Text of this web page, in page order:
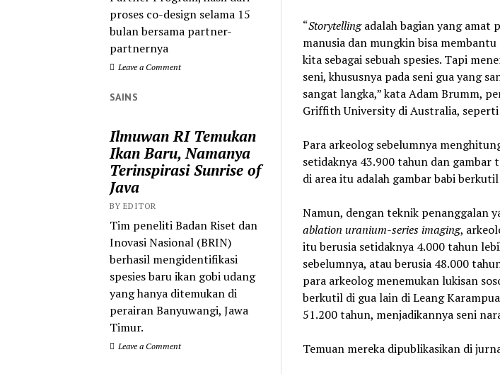
proses co-design selama 15
bulan bersama partner-
partnernya
Leave a Comment
SAINS
Ilmuwan RI Temukan
Ikan Baru, Namanya
Terinspirasi Sunrise of
Java
BY EDITOR
Tim peneliti Badan Riset dan
Inovasi Nasional (BRIN)
berhasil mengidentifikasi
spesies baru ikan gobi udang
yang hanya ditemukan di
perairan Banyuwangi, Jawa
Timur.
Leave a Comment
“Storytellingadalah bagian yang amat
manusia dan mungkin bisa
kita sebagai sebuah spesies. Tapi
seni, khususnya pada seni gua yang
sangat langka,” kata Adam Brumm,
Griffith University di Australia, seperti
Para arkeolog sebelumnya
setidaknya 43.900 tahun dan gambar
di area itu adalah gambar babi
Namun, dengan teknik penanggalan
ablation uranium-series imaging,
itu berusia setidaknya 4.000 tahun
sebelumnya, atau berusia 48.000
para arkeolog menemukan lukisan
berkutil di gua lain di Leang
51.200 tahun, menjadikannya seni
Temuan mereka dipublikasikan di